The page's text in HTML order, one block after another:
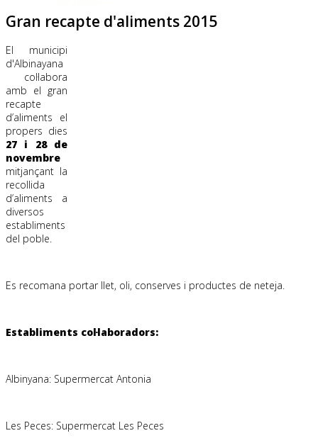
Gran recapte d'aliments 2015
El municipi
d'Albinayana
col·labora
amb el gran
recapte
d’aliments el
propers dies
27 i 28 de
novembre
mitjançant la
recollida
d’aliments a
diversos
establiments
del poble.
Es recomana portar llet, oli, conserves i productes de neteja.
Establiments col·laboradors:
Albinyana: Supermercat Antonia
Les Peces: Supermercat Les Peces